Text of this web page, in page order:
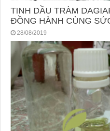
TINH DẦU TRÀM
ĐỒNG HÀNH CÙNG
28/08/2019